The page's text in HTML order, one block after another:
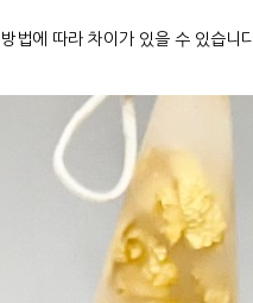
법에 따라 차이가 있을 수 있습니